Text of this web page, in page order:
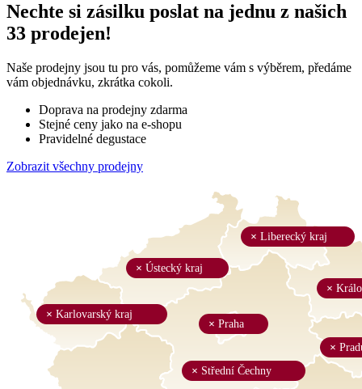
Nechte si zásilku poslat na jednu z našich
33 prodejen!
Naše prodejny jsou tu pro vás, pomůžeme vám s výběrem, předáme
vám objednávku, zkrátka cokoli.
Doprava na prodejny zdarma
Stejné ceny jako na e-shopu
Pravidelné degustace
Zobrazit všechny prodejny